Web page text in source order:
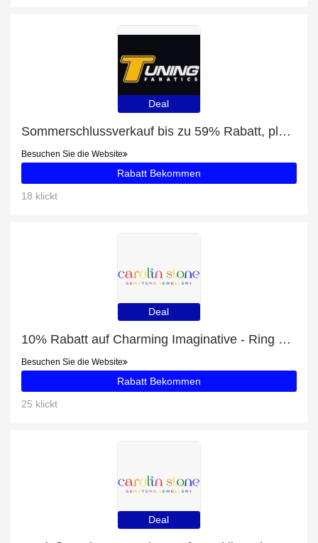
Deal
Sommerschlussverkauf bis zu 59% Rabatt, plus Frontspoiler mit 5% Rabatt
Besuchen Sie die Website
Rabatt Bekommen
18 klickt
Deal
10% Rabatt auf Charming Imaginative - Ring Peridot (grün) Silber + kostenloses Geschenk
Besuchen Sie die Website
Rabatt Bekommen
25 klickt
Deal